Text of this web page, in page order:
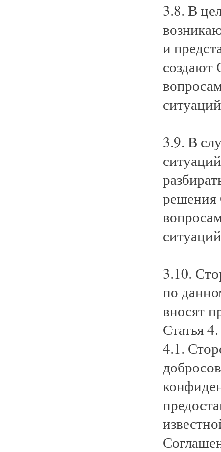
3.8. В
и
создают
3.9. В
решения
3.10.
по
вносят
Статья 4.
4.1.